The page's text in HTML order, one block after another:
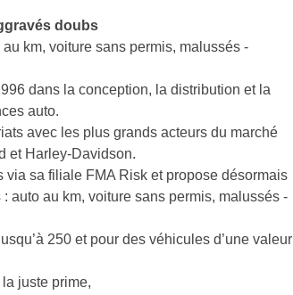
doubs
km, voiture sans permis, malussés -
dans la conception, la distribution et la
auto.
avec les plus grands acteurs du marché
et Harley-Davidson.
sa filiale FMA Risk et propose désormais
auto au km, voiture sans permis, malussés -
250 et pour des véhicules d’une valeur
juste prime,